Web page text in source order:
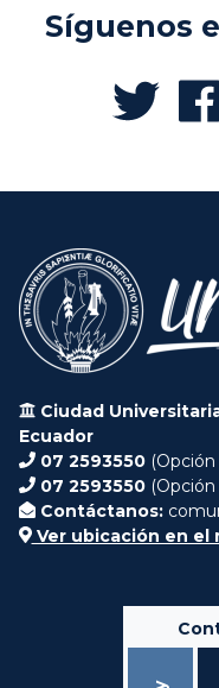
Síguenos
Ciudad
Ecuador
07 2593550
07 2593550
Contáctanos:
Ver ubicación en el